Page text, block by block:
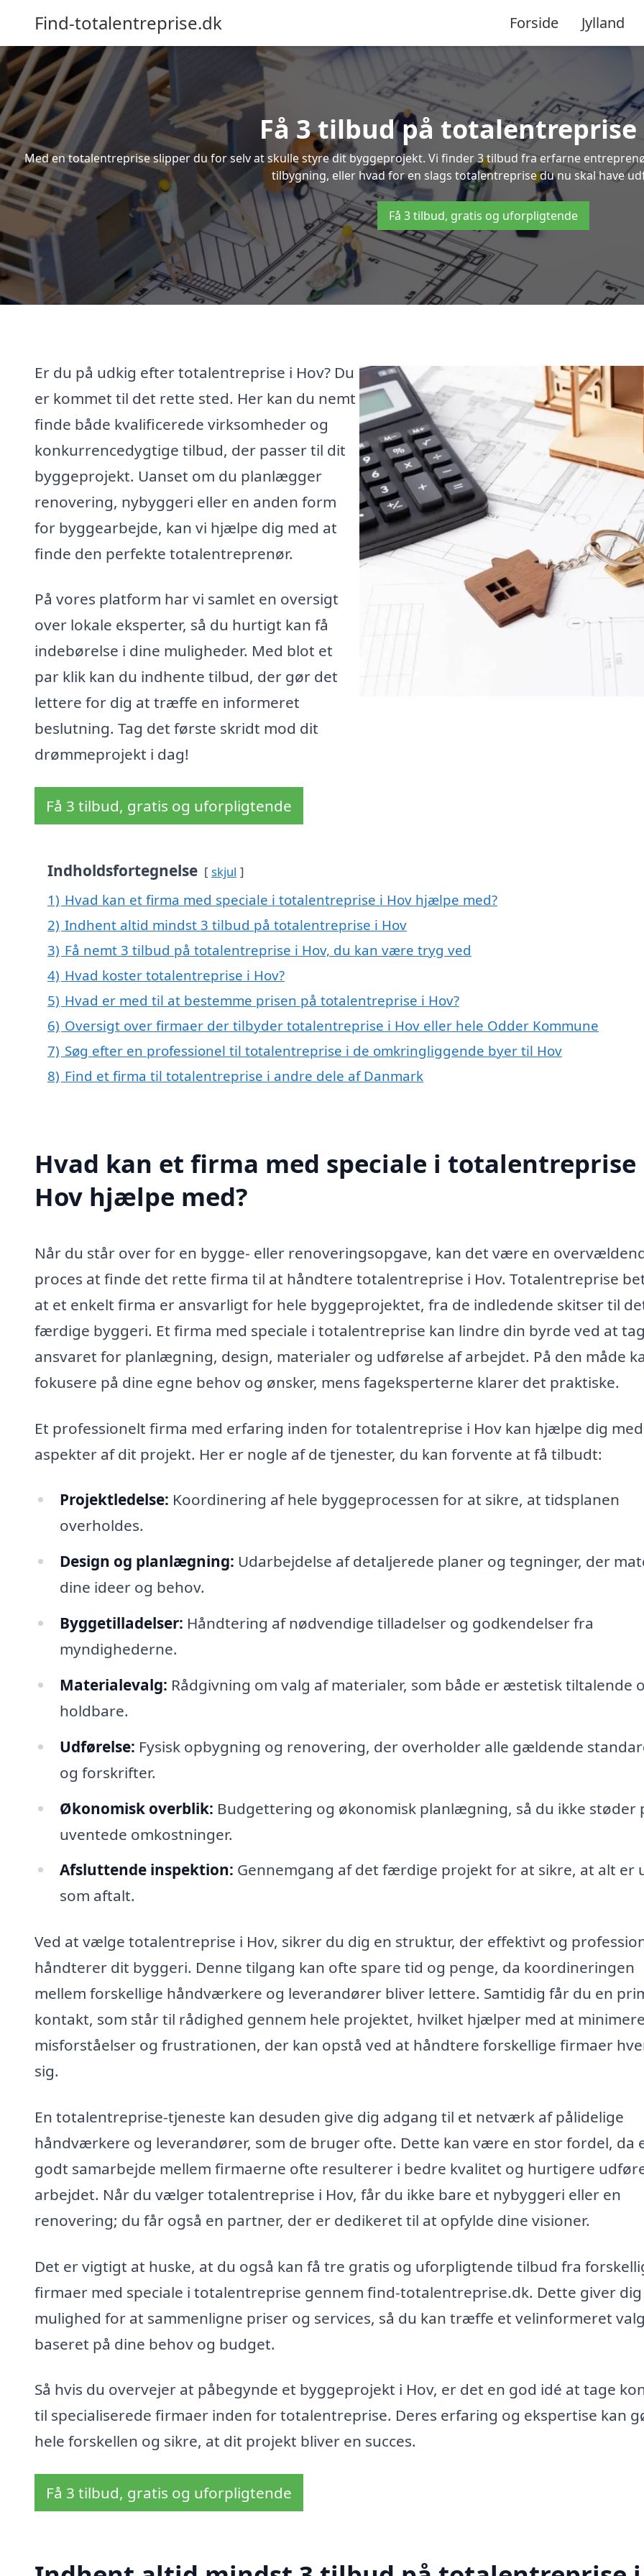
Find-totalentreprise.dk Forside Jylland
Få 3 tilbud på totalentreprise
Med en totalentreprise slipper du for selv at skulle styre dit byggeprojekt. Vi finder 3 tilbud fra erfarne
tilbygning, eller hvad for en slags totalentreprise du nu skal have
Få 3 tilbud, gratis og uforpligtende
Er du på udkig efter totalentreprise i Hov? Du
er kommet til det rette sted. Her kan du nemt
finde både kvalificerede virksomheder og
konkurrencedygtige tilbud, der passer til dit
byggeprojekt. Uanset om du planlægger
renovering, nybyggeri eller en anden form
for byggearbejde, kan vi hjælpe dig med at
finde den perfekte totalentreprenør.
På vores platform har vi samlet en oversigt
over lokale eksperter, så du hurtigt kan få
indebørelse i dine muligheder. Med blot et
par klik kan du indhente tilbud, der gør det
lettere for dig at træffe en informeret
beslutning. Tag det første skridt mod dit
drømmeprojekt i dag!
Få 3 tilbud, gratis og uforpligtende
Indholdsfortegnelse skjul
1) Hvad kan et firma med speciale i totalentreprise i Hov hjælpe med?
2) Indhent altid mindst 3 tilbud på totalentreprise i Hov
3) Få nemt 3 tilbud på totalentreprise i Hov, du kan være tryg ved
4) Hvad koster totalentreprise i Hov?
5) Hvad er med til at bestemme prisen på totalentreprise i Hov?
6) Oversigt over firmaer der tilbyder totalentreprise i Hov eller hele Odder Kommune
7) Søg efter en professionel til totalentreprise i de omkringliggende byer til Hov
8) Find et firma til totalentreprise i andre dele af Danmark
Hvad kan et firma med speciale i totalentreprise
Hov hjælpe med?
Når du står over for en bygge- eller renoveringsopgave, kan det være en
proces at finde det rette firma til at håndtere totalentreprise i Hov. Totalentreprise
at et enkelt firma er ansvarligt for hele byggeprojektet, fra de indledende skitser til
færdige byggeri. Et firma med speciale i totalentreprise kan lindre din byrde ved at
ansvaret for planlægning, design, materialer og udførelse af arbejdet. På den måde
fokusere på dine egne behov og ønsker, mens fageksperterne klarer det praktiske.
Et professionelt firma med erfaring inden for totalentreprise i Hov kan hjælpe dig
aspekter af dit projekt. Her er nogle af de tjenester, du kan forvente at få tilbudt:
Projektledelse: Koordinering af hele byggeprocessen for at sikre, at tidsplanen
overholdes.
Design og planlægning: Udarbejdelse af detaljerede planer og tegninger, der
dine ideer og behov.
Byggetilladelser: Håndtering af nødvendige tilladelser og godkendelser fra
myndighederne.
Materialevalg: Rådgivning om valg af materialer, som både er æstetisk tiltalende
holdbare.
Udførelse: Fysisk opbygning og renovering, der overholder alle gældende
og forskrifter.
Økonomisk overblik: Budgettering og økonomisk planlægning, så du ikke støder
uventede omkostninger.
Afsluttende inspektion: Gennemgang af det færdige projekt for at sikre, at alt er
som aftalt.
Ved at vælge totalentreprise i Hov, sikrer du dig en struktur, der effektivt og
håndterer dit byggeri. Denne tilgang kan ofte spare tid og penge, da koordineringen
mellem forskellige håndværkere og leverandører bliver lettere. Samtidig får du en
kontakt, som står til rådighed gennem hele projektet, hvilket hjælper med at minimere
misforståelser og frustrationen, der kan opstå ved at håndtere forskellige firmaer
sig.
En totalentreprise-tjeneste kan desuden give dig adgang til et netværk af pålidelige
håndværkere og leverandører, som de bruger ofte. Dette kan være en stor fordel, da
godt samarbejde mellem firmaerne ofte resulterer i bedre kvalitet og hurtigere
arbejdet. Når du vælger totalentreprise i Hov, får du ikke bare et nybyggeri eller en
renovering; du får også en partner, der er dedikeret til at opfylde dine visioner.
Det er vigtigt at huske, at du også kan få tre gratis og uforpligtende tilbud fra
firmaer med speciale i totalentreprise gennem find-totalentreprise.dk. Dette giver dig
mulighed for at sammenligne priser og services, så du kan træffe et velinformeret valg
baseret på dine behov og budget.
Så hvis du overvejer at påbegynde et byggeprojekt i Hov, er det en god idé at tage
til specialiserede firmaer inden for totalentreprise. Deres erfaring og ekspertise kan
hele forskellen og sikre, at dit projekt bliver en succes.
Få 3 tilbud, gratis og uforpligtende